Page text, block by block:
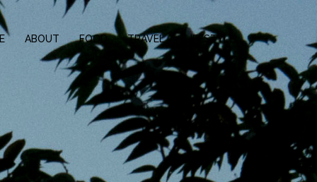
ABOUT FOOD TRAVEL LIFESTYLE